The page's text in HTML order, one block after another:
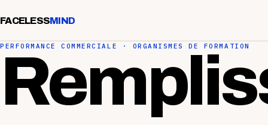
FACELESSMIND
PERFORMANCE COMMERCIALE · ORGANISMES DE FORMATION